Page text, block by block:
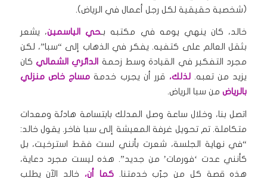
(شخصية حقيقية لكل رجل أعمال في الرياض).
خالد، كان ينهي يومه في مكتبه بـحي الياسمين، يشعر
بثقل العالم على كتفيه. يفكر في الذهاب إلى “سبا”، لكن
مجرد التفكير في القيادة وسط زحمة الدائري الشمالي كان
يزيد من تعبه.لذلك، قرر أن يجرب خدمة مساج خاص منزلي
بالرياضمن سبا الرياض.
اتصل بنا، وخلال ساعة وصل المدلك بابتسامة هادئة ومعدات
متكاملة. تم تحويل غرفة المعيشة إلى سبا فاخر. يقول خالد:
“في نهاية الجلسة، شعرت بأنني لست فقط استرخيت، بل
كأنني عدت ‘فورمات’ من جديد”. هذه ليست مجرد دعاية،
هذه قصة كل من جرّب خدمتنا.كما أن، خالد الآن يطلب